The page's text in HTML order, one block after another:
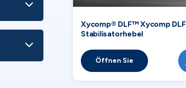
Xycomp® DLF™ Xycomp DLF
Stabilisatorhebel
Öffnen Sie